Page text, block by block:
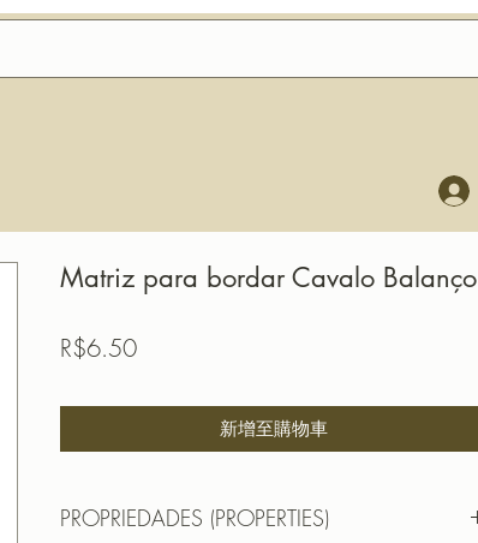
Matriz para bordar Cavalo Balanço
R$6.50價
新增至購物車
PROPRIEDADES (PROPERTIES)